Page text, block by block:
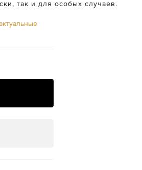
так и для особых случаев.